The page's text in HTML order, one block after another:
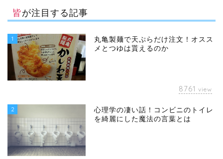
皆が注目する記事
1
丸亀製麺で天ぷらだけ注文！オスス
メとつゆは貰えるのか
8761 view
2
心理学の凄い話！コンビニのトイレ
を綺麗にした魔法の言葉とは